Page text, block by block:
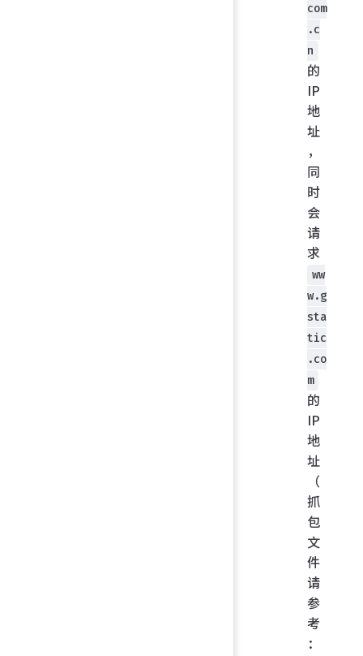
com
.c
n
的
IP
地
址
，
同
时
会
请
求
ww
w.g
sta
tic
.co
m
的
IP
地
址
（
抓
包
文
件
请
参
考
：